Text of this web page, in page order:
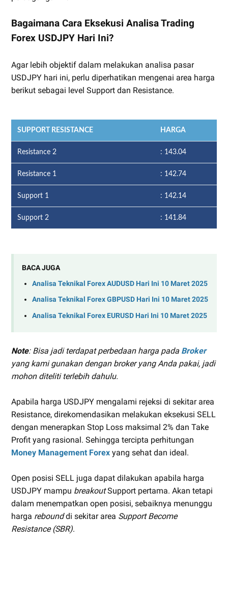
Bagaimana Cara Eksekusi Analisa Trading
Forex USDJPY Hari Ini?
Agar lebih objektif dalam melakukan analisa pasar
USDJPY hari ini, perlu diperhatikan mengenai area harga
berikut sebagai level Support dan Resistance.
SUPPORT RESISTANCE HARGA
Resistance 2 : 143.04
Resistance 1 : 142.74
Support 1 : 142.14
Support 2 : 141.84
BACA JUGA
Analisa Teknikal Forex AUDUSD Hari Ini 10 Maret 2025
Analisa Teknikal Forex GBPUSD Hari Ini 10 Maret 2025
Analisa Teknikal Forex EURUSD Hari Ini 10 Maret 2025
Note: Bisa jadi terdapat perbedaan harga pada Broker
yang kami gunakan dengan broker yang Anda pakai, jadi
mohon diteliti terlebih dahulu.
Apabila harga USDJPY mengalami rejeksi di sekitar area
Resistance, direkomendasikan melakukan eksekusi SELL
dengan menerapkan Stop Loss maksimal 2% dan Take
Profit yang rasional. Sehingga tercipta perhitungan
Money Management Forex yang sehat dan ideal.
Open posisi SELL juga dapat dilakukan apabila harga
USDJPY mampu breakoutSupport pertama. Akan tetapi
dalam menempatkan open posisi, sebaiknya menunggu
harga rebounddi sekitar area Support Become
Resistance (SBR).